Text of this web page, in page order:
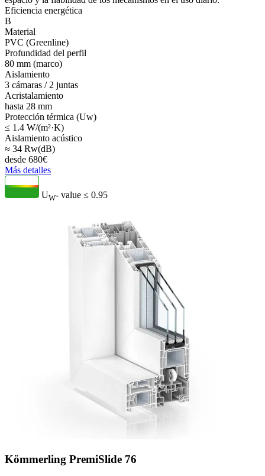
Eficiencia energética
B
Material
PVC (Greenline)
Profundidad del perfil
80 mm (marco)
Aislamiento
3 cámaras / 2 juntas
Acristalamiento
hasta 28 mm
Protección térmica (Uw)
≤ 1.4 W/(m²·K)
Aislamiento acústico
≈ 34 Rw(dB)
desde 680€
Más detalles
UW- value ≤ 0.95
Kömmerling PremiSlide 76